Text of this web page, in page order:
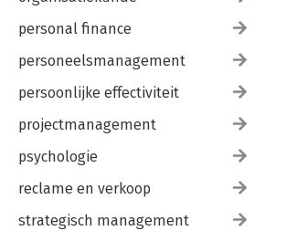
personal finance
personeelsmanagement
persoonlijke effectiviteit
projectmanagement
psychologie
reclame en verkoop
strategisch management